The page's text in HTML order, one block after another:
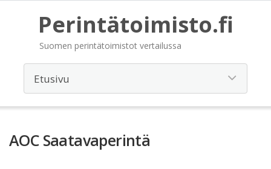
Perintätoimisto.fi
Suomen perintätoimistot vertailussa
AOC Saatavaperintä